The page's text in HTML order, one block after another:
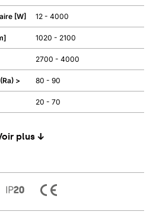
[W] 12 - 4000
1020 - 2100
2700 - 4000
> 80 - 90
20 - 70
plus ↓